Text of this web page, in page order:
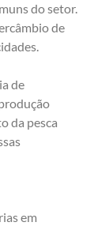
do setor.
de
de
da pesca
em